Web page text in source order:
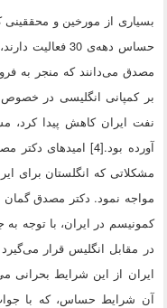
بسیاری از مورخین و
حساس دهه‌ی 30
مصدق می‌دانند که منجر به
بر کمپانی انگلیسی در
نفت ایران کاهش پیدا کرد،
آورده بود.[4]
مشکلاتی که انگلستان برای
مواجه نمود. دکتر مصدق گمان
کمونیسم در ایران، با توجه
در مقابل انگلیس قرار
آن شرایط حساس، که با